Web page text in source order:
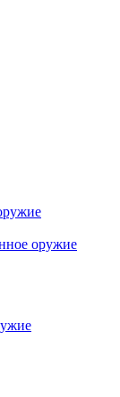
оружие